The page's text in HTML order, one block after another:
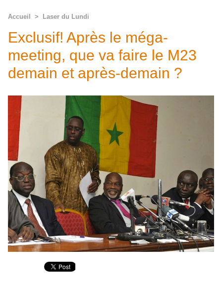
Accueil > Laser du Lundi
Exclusif! Après le méga-
meeting, que va faire le M23
demain et après-demain ?